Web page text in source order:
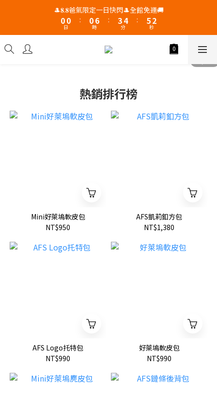
🎩𝟖.𝟖爸氣限定一日快閃🎩全館免運🚚
1
0
1
0
日
:
1
0
7
6
5
時
:
4
3
2
5
4
3
分
:
6
5
4
3
2
1
秒
熱銷排行榜
Mini好萊塢軟皮包
NT$950
AFS凱莉釦方包
NT$1,380
AFS Logo托特包
NT$990
好萊塢軟皮包
NT$990